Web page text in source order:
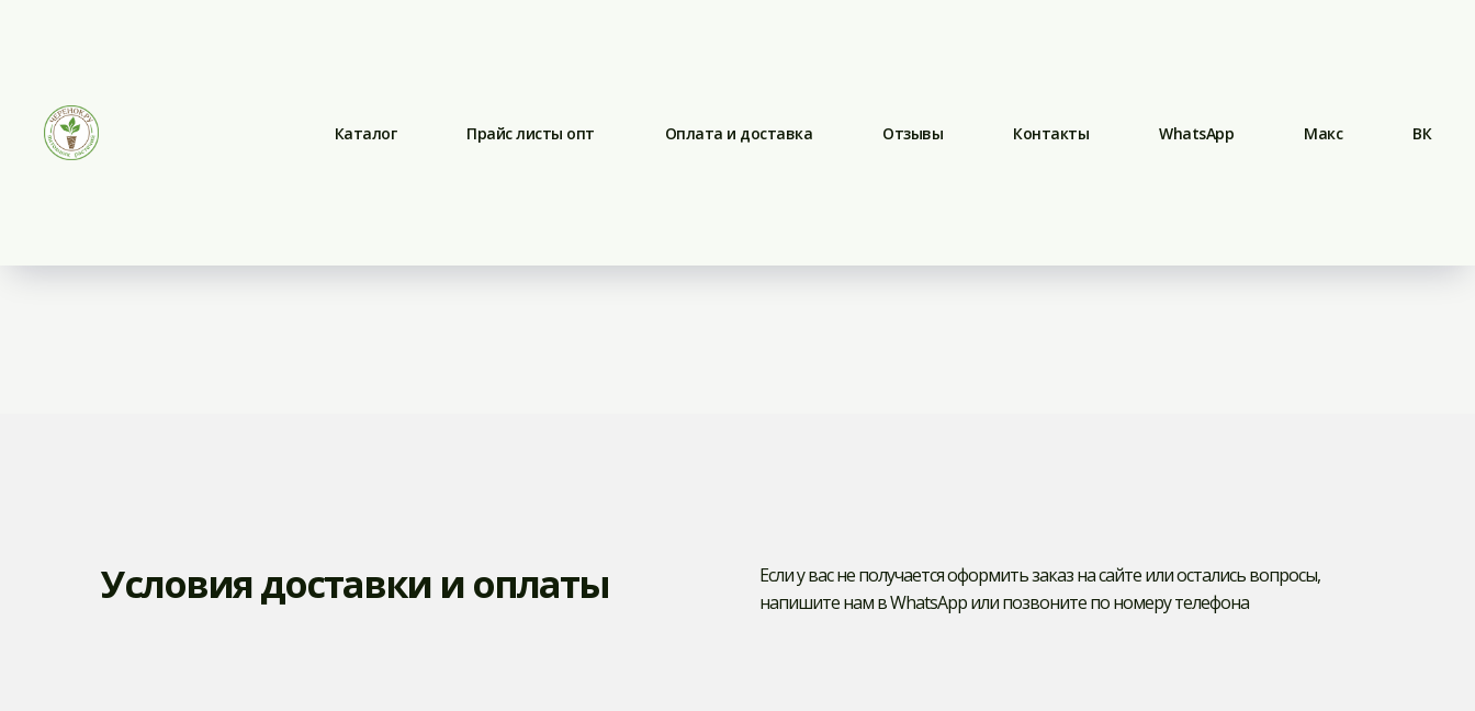
Каталог Прайс листы опт Оплата и доставка Отзывы Контакты WhatsApp Макс ВК
Условия доставки и оплаты
Если у вас не получается оформить заказ на сайте или остались вопросы,
напишите нам в WhatsApp или позвоните по номеру телефона